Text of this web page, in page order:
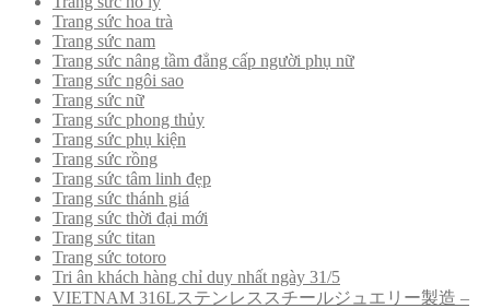
Trang sức hoa trà
Trang sức nam
Trang sức nâng tầm đẳng cấp người phụ nữ
Trang sức ngôi sao
Trang sức nữ
Trang sức phong thủy
Trang sức phụ kiện
Trang sức rồng
Trang sức tâm linh đẹp
Trang sức thánh giá
Trang sức thời đại mới
Trang sức titan
Trang sức totoro
Tri ân khách hàng chỉ duy nhất ngày 31/5
VIETNAM 316Lステンレススチールジュエリー製造 –